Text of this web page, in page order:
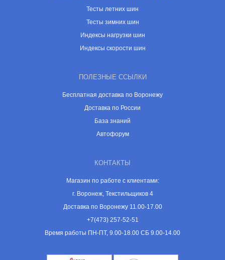
Тесты летних шин
Тесты зимних шин
Индексы нагрузки шин
Индексы скорости шин
ПОЛЕЗНЫЕ ССЫЛКИ
Бесплатная доставка по Воронежу
Доставка по России
База знаний
Автофорум
КОНТАКТЫ
Магазин по работе с клиентами:
г. Воронеж, Текстильщиков 4
Доставка по Воронежу 11.00-17.00
+7(473) 257-52-51
Время работы ПН-ПТ, 9.00-18.00 СБ 9.00-14.00